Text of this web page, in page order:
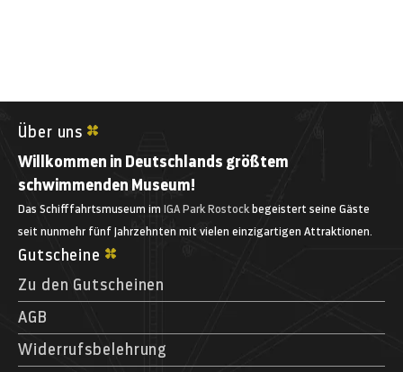
Über uns
Willkommen in Deutschlands größtem
schwimmenden Museum!
Das Schifffahrtsmuseum im IGA Park Rostock begeistert seine Gäste
seit nunmehr fünf Jahrzehnten mit vielen einzigartigen Attraktionen.
Gutscheine
Zu den Gutscheinen
AGB
Widerrufsbelehrung